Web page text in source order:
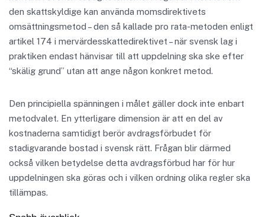
den skattskyldige kan använda momsdirektivets
omsättningsmetod – den så kallade pro rata-metoden enligt
artikel 174 i mervärdesskattedirektivet – när svensk lag i
praktiken endast hänvisar till att uppdelning ska ske efter
“skälig grund” utan att ange någon konkret metod.
Den principiella spänningen i målet gäller dock inte enbart
metodvalet. En ytterligare dimension är att en del av
kostnaderna samtidigt berör avdragsförbudet för
stadigvarande bostad i svensk rätt. Frågan blir därmed
också vilken betydelse detta avdragsförbud har för hur
uppdelningen ska göras och i vilken ordning olika regler ska
tillämpas.